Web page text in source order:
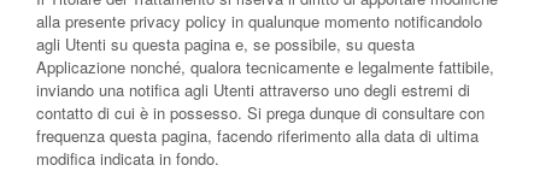
alla presente privacy policy in qualunque momento notificandolo
agli Utenti su questa pagina e, se possibile, su questa
Applicazione nonché, qualora tecnicamente e legalmente fattibile,
inviando una notifica agli Utenti attraverso uno degli estremi di
contatto di cui è in possesso. Si prega dunque di consultare con
frequenza questa pagina, facendo riferimento alla data di ultima
modifica indicata in fondo.